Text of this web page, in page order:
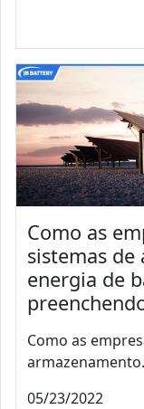
Como as
sistemas
energia de
Como as
05/23/2022